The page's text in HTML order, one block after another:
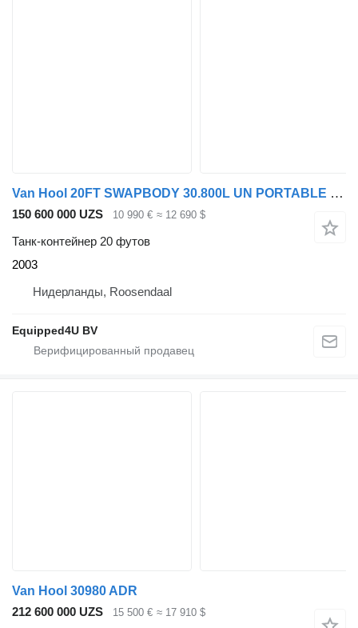
Van Hool 20FT SWAPBODY 30.800L UN PORTABLE T7 ADR+CSC inspection valid ti
150 600 000 UZS 10 990 € ≈ 12 690 $
Танк-контейнер 20 футов
2003
Нидерланды, Roosendaal
Equipped4U BV
Van Hool 30980 ADR
212 600 000 UZS
15 500 € ≈ 17 910 $